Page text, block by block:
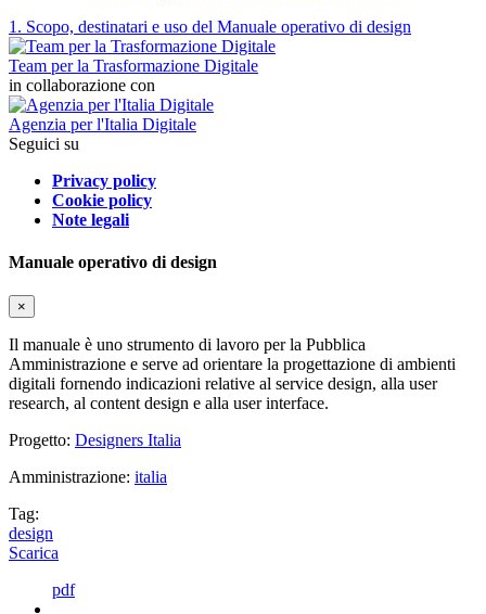
1. Scopo, destinatari e uso del Manuale operativo di design
Team per la Trasformazione Digitale
in collaborazione con
Agenzia per l'Italia Digitale
Seguici su
Privacy policy
Cookie policy
Note legali
Manuale operativo di design
×
Il manuale è uno strumento di lavoro per la Pubblica
Amministrazione e serve ad orientare la progettazione di ambienti
digitali fornendo indicazioni relative al service design, alla user
research, al content design e alla user interface.
Progetto: Designers Italia
Amministrazione: italia
Tag:
design
Scarica
pdf